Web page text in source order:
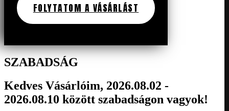
FOLYTATOM A VÁSÁRLÁST
SZABADSÁG
Kedves Vásárlóim, 2026.08.02 -
2026.08.10 között szabadságon vagyok!